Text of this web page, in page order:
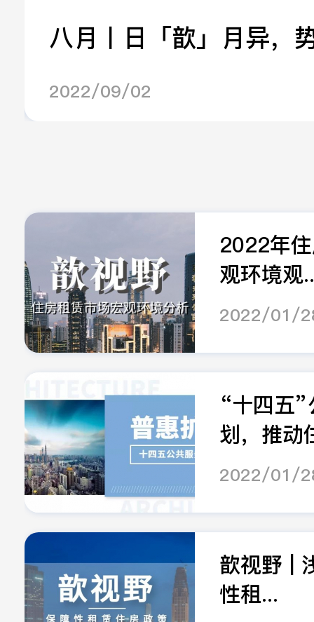
八月丨日「歆」月异，
2022/09/02
2022年
观环境观
2022/01/
“十四五
划，推动
2022/01/
歆视野 |
性租...